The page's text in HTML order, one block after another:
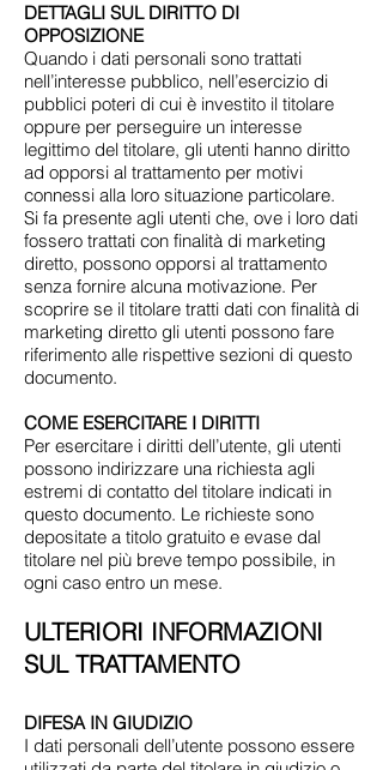
DETTAGLI SUL DIRITTO DI
OPPOSIZIONE
Quando i dati personali sono trattati
nell’interesse pubblico, nell’esercizio di
pubblici poteri di cui è investito il titolare
oppure per perseguire un interesse
legittimo del titolare, gli utenti hanno diritto
ad opporsi al trattamento per motivi
connessi alla loro situazione particolare.
Si fa presente agli utenti che, ove i loro dati
fossero trattati con finalità di marketing
diretto, possono opporsi al trattamento
senza fornire alcuna motivazione. Per
scoprire se il titolare tratti dati con finalità di
marketing diretto gli utenti possono fare
riferimento alle rispettive sezioni di questo
documento.
COME ESERCITARE I DIRITTI
Per esercitare i diritti dell’utente, gli utenti
possono indirizzare una richiesta agli
estremi di contatto del titolare indicati in
questo documento. Le richieste sono
depositate a titolo gratuito e evase dal
titolare nel più breve tempo possibile, in
ogni caso entro un mese.
ULTERIORI INFORMAZIONI
SUL TRATTAMENTO
DIFESA IN GIUDIZIO
I dati personali dell’utente possono essere